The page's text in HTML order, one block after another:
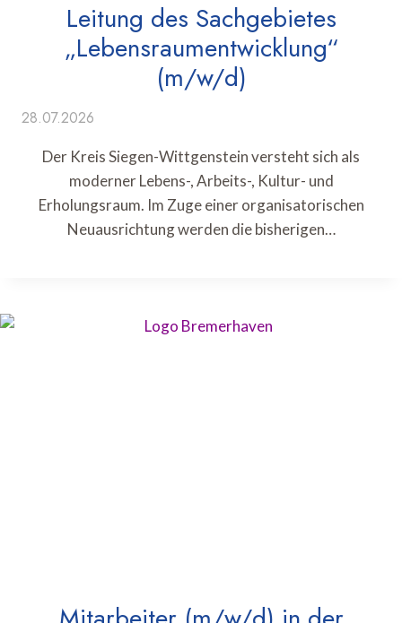
Leitung des Sachgebietes
„Lebensraumentwicklung“
(m/w/d)
28.07.2026
Der Kreis Siegen-Wittgenstein versteht sich als
moderner Lebens-, Arbeits-, Kultur- und
Erholungsraum. Im Zuge einer organisatorischen
Neuausrichtung werden die bisherigen…